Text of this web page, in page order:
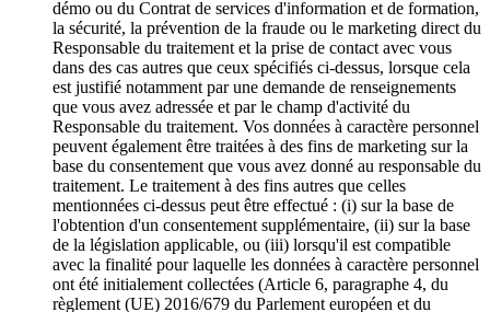
démo ou du Contrat de services d'information et de formation,
la sécurité, la prévention de la fraude ou le marketing direct du
Responsable du traitement et la prise de contact avec vous
dans des cas autres que ceux spécifiés ci-dessus, lorsque cela
est justifié notamment par une demande de renseignements
que vous avez adressée et par le champ d'activité du
Responsable du traitement. Vos données à caractère personnel
peuvent également être traitées à des fins de marketing sur la
base du consentement que vous avez donné au responsable du
traitement. Le traitement à des fins autres que celles
mentionnées ci-dessus peut être effectué : (i) sur la base de
l'obtention d'un consentement supplémentaire, (ii) sur la base
de la législation applicable, ou (iii) lorsqu'il est compatible
avec la finalité pour laquelle les données à caractère personnel
ont été initialement collectées (Article 6, paragraphe 4, du
règlement (UE) 2016/679 du Parlement européen et du